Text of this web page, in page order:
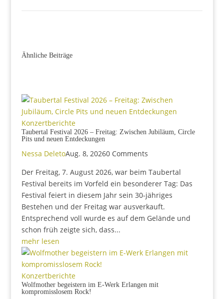
Ähnliche Beiträge
Konzertberichte
Taubertal Festival 2026 – Freitag: Zwischen Jubiläum, Circle
Pits und neuen Entdeckungen
Nessa DeletoAug. 8, 20260 Comments
Der Freitag, 7. August 2026, war beim Taubertal
Festival bereits im Vorfeld ein besonderer Tag: Das
Festival feiert in diesem Jahr sein 30-jähriges
Bestehen und der Freitag war ausverkauft.
Entsprechend voll wurde es auf dem Gelände und
schon früh zeigte sich, dass...
mehr lesen
Konzertberichte
Wolfmother begeistern im E-Werk Erlangen mit
kompromisslosem Rock!